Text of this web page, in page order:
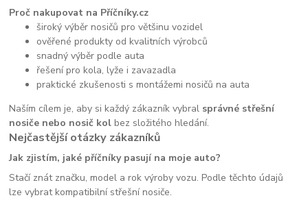
Proč nakupovat na Příčníky.cz
široký výběr nosičů pro většinu vozidel
ověřené produkty od kvalitních výrobců
snadný výběr podle auta
řešení pro kola, lyže i zavazadla
praktické zkušenosti s montážemi nosičů na auta
Naším cílem je, aby si každý zákazník vybral správné střešní
nosiče nebo nosič kol bez složitého hledání.
Nejčastější otázky zákazníků
Jak zjistím, jaké příčníky pasují na moje auto?
Stačí znát značku, model a rok výroby vozu. Podle těchto údajů
lze vybrat kompatibilní střešní nosiče.